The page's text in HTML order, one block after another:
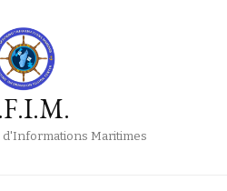
d'Informations Maritimes